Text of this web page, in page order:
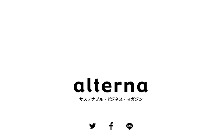
サステナブル・ビジネス・マガジン